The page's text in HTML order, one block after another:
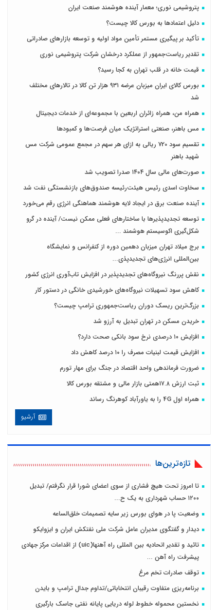
پتروشیمی نوری؛ معمار آینده هوشمند صنعت ایران
دلیل اعتمادها به بورس کالا چیست؟
تأکید بر پیگیری مستمر تأمین مواد اولیه و توسعه بازارهای صادراتی
تقدیر ریاست‌جمهور از عملکرد درخشان شرکت پتروشیمی نوری
قیمت خانه در قلب تهران به کجا رسید؟
بورس کالای ایران میزبان عرضه ۹۳۱ هزار تن کالا در تالارهای مختلف
شد
همراه من، همراه زائران اربعین با مجموعه‌ای از خدمات دیجیتال
مس باهنر، صنعتی استراتژیک میان فرصت‌ها و کمبودها
تقسیم سود 720 ریالی به ازای هر سهم در مجمع عمومی شرکت مس
شهید باهنر
صورت‌های مالی سال ۱۴۰۴ صدرا تصویب شد
سخاوت اسدی رئیس هیئت‌رئیسه صندوق‌های بازنشستگی نفت شد
آینده صنعت برق در ایجاد لایه هوشمند هماهنگی انرژی رقم می‌خورد
توسعه تجدیدپذیرها با ساختارهای فعلی ممکن نیست/ آینده در گرو
شکل‌گیری اکوسیستم هوشمند ...
برج میلاد تهران میزبان دهمین دوره از کنفرانس و نمایشگاه
بین‌المللی انرژی‌های تجدیدپذی...
نقش پررنگ نیروگاه‌های تجدیدپذیر در افزایش تاب‌آوری انرژی کشور
کاهش سود تسهیلات نیروگاه‌های خورشیدی خانگی در دستور کار
بزرگ‌ترین ریسک دوران ریاست‌جمهوری ترامپ چیست؟
خریدن مسکن در تهران تبدیل به آرزو شد
افزایش ۱۰ درصدی نرخ سود بانکی صحت دارد؟
افزایش قیمت لبنیات مصرف را ۱۰ درصد کاهش داد
ضرورت فرماندهی واحد اقتصاد در جنگ برای مهار تورم
ثبت ارزش ۱۷.۸همتی بازار مالی و مشتقه بورس کالا
همراه اول 4G را به یاورآباد کوهرنگ رساند
آرشیو
تازه‌ترین‌ها
تا امروز تحت هیچ فشاری از سوی اعضای شورا قرار نگرفتم/ تبدیل
۱۲۰۰ حساب شهرداری به یک ح...
وضعیت پا در هوای بورس زیر سایه تصمیمات خلق‌الساعه
دیدار و گفتگوی مدیران عامل شرکت ملی نفتکش ایران و ایزوایکو
تائید و تقدیر اتحادیه بین المللی راه آهنها(uic) از اقدامات مرکز جهادی
پیشرفت راه آهن ...
توقف صادرات تخم مرغ
برنامه‌ریزی متفاوت رقیبان انتخاباتی/تداوم جدال ترامپ و بایدن
نخستین محموله خطوط لوله دریایی پایانه نفتی جاسک بارگیری